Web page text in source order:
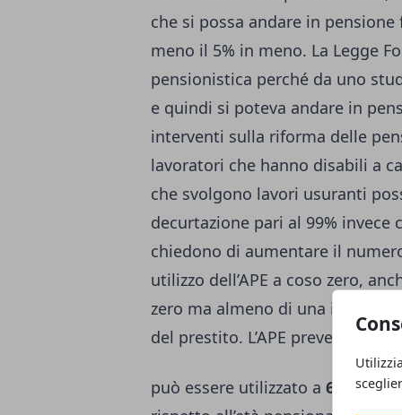
che si possa andare in
meno il 5% in meno. La Legge
pensionistica perché da uno
e quindi si poteva andare in
interventi sulla riforma delle
lavoratori che hanno disabili a
che svolgono lavori usuranti
decurtazione pari al 99% invece
chiedono di aumentare il
utilizzo dell’APE a coso zero,
zero ma almeno di una
del prestito. L’APE prevede le
può essere utilizzato a 63 anni